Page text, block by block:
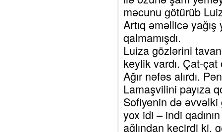
məcunu götürüb
Artıq əməllicə yağış
qalmamışdı.
Luiza gözlərini
keylik vardı. Çat-çat
Ağır nəfəs alırdı.
Lamaşvilini payıza
Sofiyenin də
yox idi – indi
ağlından keçirdi ki,